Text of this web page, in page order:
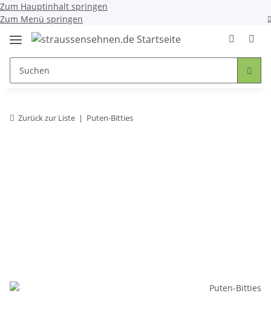
Zum Hauptinhalt springen
Zum Menü springen
Zurück zur Liste Puten-Bitties